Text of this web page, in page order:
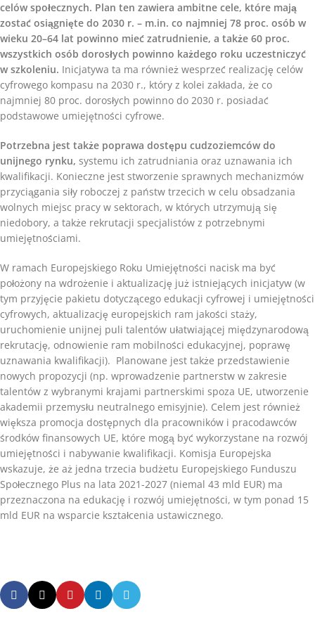
celów społecznych. Plan ten zawiera ambitne cele, które mają
zostać osiągnięte do 2030 r. – m.in. co najmniej 78 proc. osób w
wieku 20–64 lat powinno mieć zatrudnienie, a także 60 proc.
wszystkich osób dorosłych powinno każdego roku uczestniczyć
w szkoleniu. Inicjatywa ta ma również wesprzeć realizację celów
cyfrowego kompasu na 2030 r., który z kolei zakłada, że co
najmniej 80 proc. dorosłych powinno do 2030 r. posiadać
podstawowe umiejętności cyfrowe.
Potrzebna jest także poprawa dostępu cudzoziemców do
unijnego rynku, systemu ich zatrudniania oraz uznawania ich
kwalifikacji. Konieczne jest stworzenie sprawnych mechanizmów
przyciągania siły roboczej z państw trzecich w celu obsadzania
wolnych miejsc pracy w sektorach, w których utrzymują się
niedobory, a także rekrutacji specjalistów z potrzebnymi
umiejętnościami.
W ramach Europejskiego Roku Umiejętności nacisk ma być
położony na wdrożenie i aktualizację już istniejących inicjatyw (w
tym przyjęcie pakietu dotyczącego edukacji cyfrowej i umiejętności
cyfrowych, aktualizację europejskich ram jakości staży,
uruchomienie unijnej puli talentów ułatwiającej międzynarodową
rekrutację, odnowienie ram mobilności edukacyjnej, poprawę
uznawania kwalifikacji). Planowane jest także przedstawienie
nowych propozycji (np. wprowadzenie partnerstw w zakresie
talentów z wybranymi krajami partnerskimi spoza UE, utworzenie
akademii przemysłu neutralnego emisyjnie). Celem jest również
większa promocja dostępnych dla pracowników i pracodawców
środków finansowych UE, które mogą być wykorzystane na rozwój
umiejętności i nabywanie kwalifikacji. Komisja Europejska
wskazuje, że aż jedna trzecia budżetu Europejskiego Funduszu
Społecznego Plus na lata 2021-2027 (niemal 43 mld EUR) ma
przeznaczona na edukację i rozwój umiejętności, w tym ponad 15
mld EUR na wsparcie kształcenia ustawicznego.